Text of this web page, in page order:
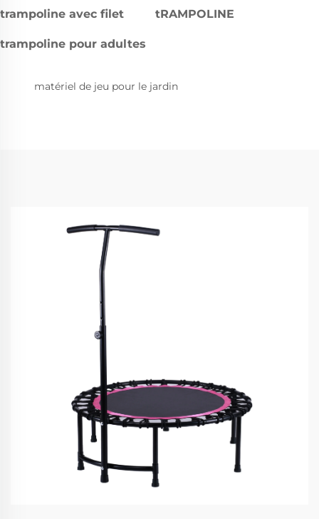
trampoline avec filet tRAMPOLINE
trampoline pour adultes
matériel de jeu pour le jardin